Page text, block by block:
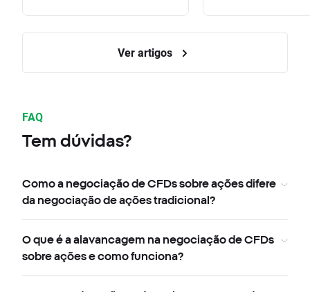
Ver artigos
FAQ
Tem dúvidas?
Como a negociação de CFDs sobre ações difere
da negociação de ações tradicional?
O que é a alavancagem na negociação de CFDs
sobre ações e como funciona?